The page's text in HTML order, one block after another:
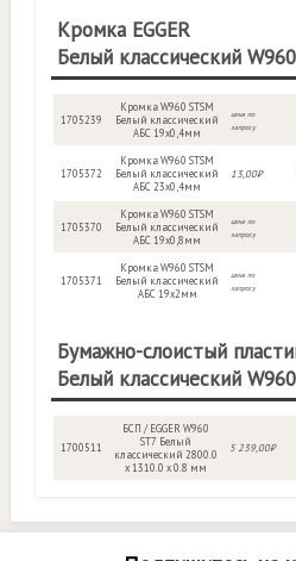
Кромка EGGER
Белый классический
1705239
Кромка W960 STSM
Белый классический
АБС 19х0,4мм
цена по
запросу
1705372
Кромка W960 STSM
Белый классический
АБС 23х0,4мм
13,00₽
1705370
Кромка W960 STSM
Белый классический
АБС 19х0,8мм
цена по
запросу
1705371
Кромка W960 STSM
Белый классический
АБС 19х2мм
цена по
запросу
Бумажно-слоистый
Белый классический
1700511
БСП / EGGER W960
ST7 Белый
классический 2800.0
x 1310.0 x 0.8 мм
5 239,00₽